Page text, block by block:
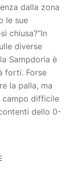
dalla zona
le sue
chiusa?“In
diverse
Sampdoria è
forti. Forse
la palla, ma
campo difficile
dello 0-